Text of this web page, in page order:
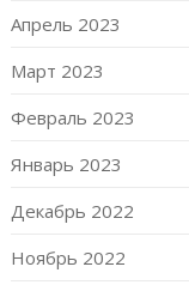
Апрель 2023
Март 2023
Февраль 2023
Январь 2023
Декабрь 2022
Ноябрь 2022